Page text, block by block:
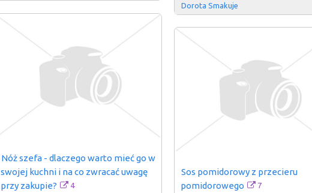
Dorota Smakuje
Nóż szefa - dlaczego warto mieć go w
swojej kuchni i na co zwracać uwagę
przy zakupie?
4
Sos pomidorowy z przecieru
pomidorowego
7